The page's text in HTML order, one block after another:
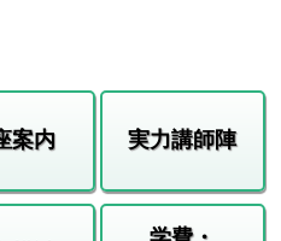
案内 実力講師陣